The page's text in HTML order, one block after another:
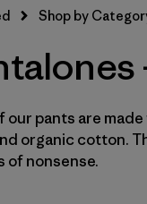
Shop by
our pants are
organic cotton.
of nonsense.